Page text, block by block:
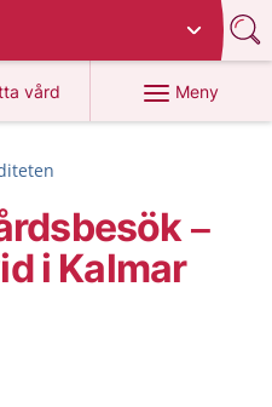
vård
på 1177.se
Meny
–
i Kalmar